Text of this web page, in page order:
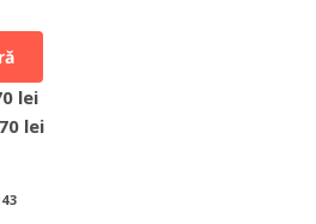
lei
lei